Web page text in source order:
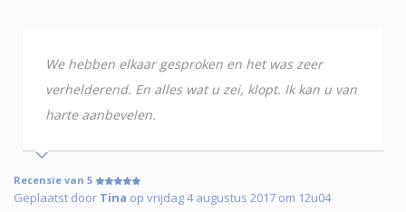
We hebben elkaar gesproken en het was zeer
verhelderend. En alles wat u zei, klopt. Ik kan u van
harte aanbevelen.
Recensie van 5
Geplaatst door Tina op vrijdag 4 augustus 2017 om 12u04